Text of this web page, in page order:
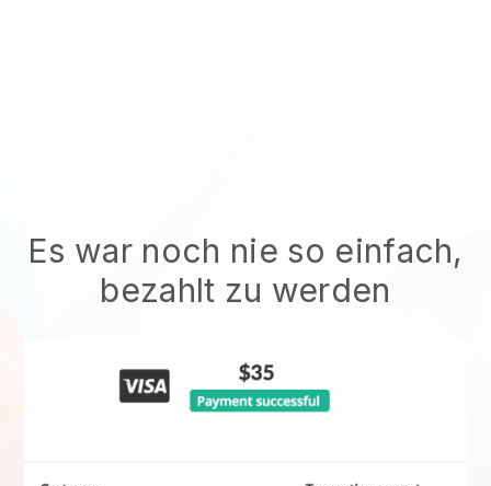
Es war noch nie so einfach,
bezahlt zu werden